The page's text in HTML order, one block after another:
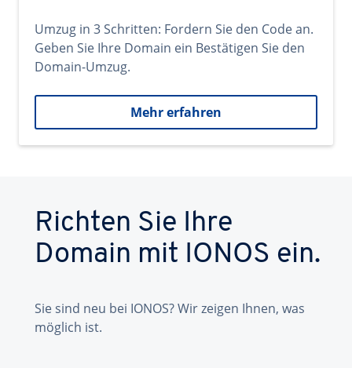
Umzug in 3 Schritten: Fordern Sie den Code an.
Geben Sie Ihre Domain ein Bestätigen Sie den
Domain-Umzug.
Mehr erfahren
Richten Sie Ihre
Domain mit IONOS ein.
Sie sind neu bei IONOS? Wir zeigen Ihnen, was
möglich ist.